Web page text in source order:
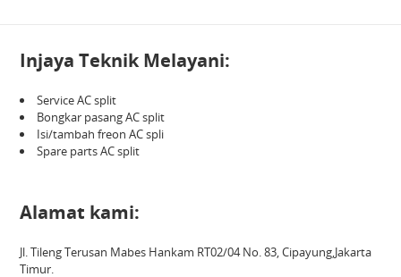
Injaya Teknik Melayani:
Service AC split
Bongkar pasang AC split
Isi/tambah freon AC spli
Spare parts AC split
Alamat kami:
Jl. Tileng Terusan Mabes Hankam RT02/04 No. 83, Cipayung,Jakarta
Timur.